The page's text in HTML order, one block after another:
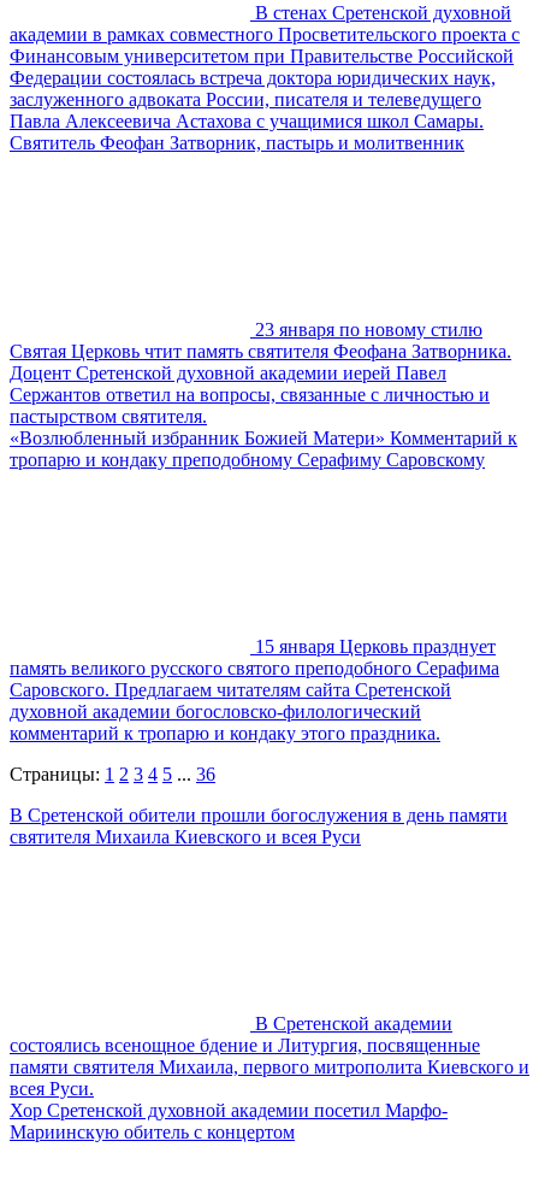
В стенах Сретенской духовной
академии в рамках совместного Просветительского проекта с
Финансовым университетом при Правительстве Российской
Федерации состоялась встреча доктора юридических наук,
заслуженного адвоката России, писателя и телеведущего
Павла Алексеевича Астахова с учащимися школ Самары.
Святитель Феофан Затворник, пастырь и молитвенник
23 января по новому стилю
Святая Церковь чтит память святителя Феофана Затворника.
Доцент Сретенской духовной академии иерей Павел
Сержантов ответил на вопросы, связанные с личностью и
пастырством святителя.
«Возлюбленный избранник Божией Матери» Комментарий к
тропарю и кондаку преподобному Серафиму Саровскому
15 января Церковь празднует
память великого русского святого преподобного Серафима
Саровского. Предлагаем читателям сайта Сретенской
духовной академии богословско-филологический
комментарий к тропарю и кондаку этого праздника.
Страницы: 1 2 3 4 5 ... 36
В Сретенской обители прошли богослужения в день памяти
святителя Михаила Киевского и всея Руси
В Сретенской академии
состоялись всенощное бдение и Литургия, посвященные
памяти святителя Михаила, первого митрополита Киевского и
всея Руси.
Хор Сретенской духовной академии посетил Марфо-
Мариинскую обитель с концертом